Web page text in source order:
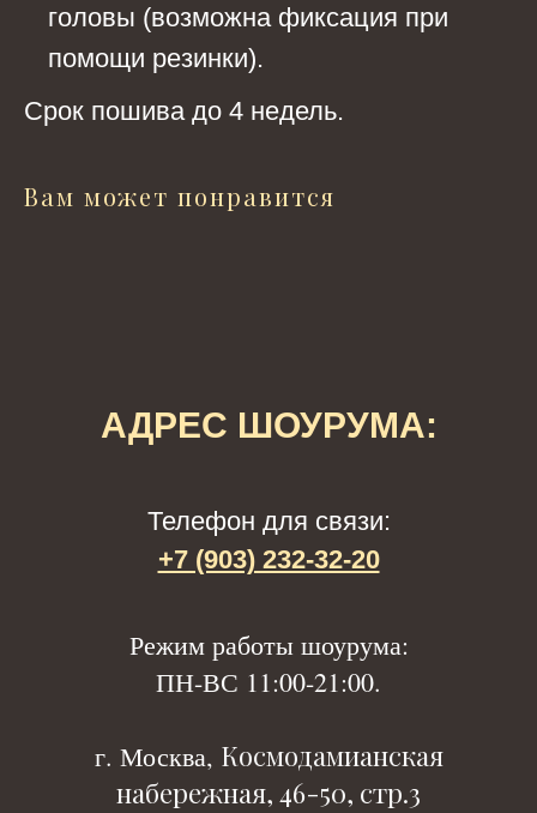
головы (возможна фиксация при
помощи резинки).
Срок пошива до 4 недель.
Вам может понравится
АДРЕС ШОУРУМА:
Телефон для связи:
+7 (903) 232-32-20
Режим работы шоурума:
ПН-ВС 11:00-21:00.
г. Москва, Космодамианская
набережная, 46-50, стр.3